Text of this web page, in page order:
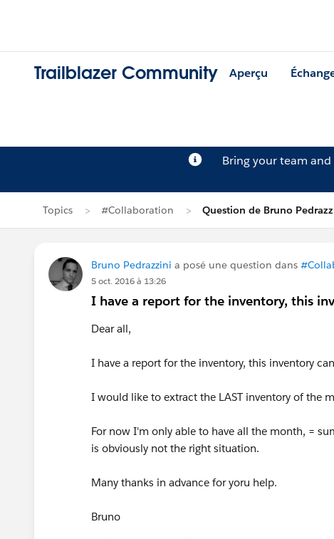
Trailblazer Community Aperçu
Bring your team
Topics #Collaboration Question de Bruno
Bruno Pedrazzini a posé une question dans
5 oct. 2016 à 13:26
I have a report for the inventory, this
Dear all,
I have a report for the inventory, this inventory
I would like to extract the LAST inventory of the
For now I'm only able to have all the month, =
is obviously not the right situation.
Many thanks in advance for yoru help.
Bruno